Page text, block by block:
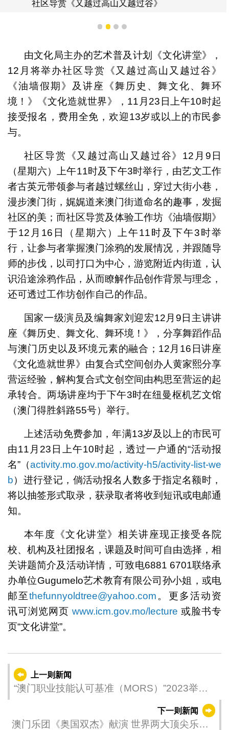
1 2 3 4
由文化局主办的艺术普及计划《文化讲堂》，
12月将举办社区导赏《又越过高山又越过谷》
《油墙假期》及讲座《舞历史、舞文化、舞环
境！》《文化造就世界》，11月23日上午10时起
接受报名，费用全免，欢迎13岁或以上的市民参
与。
社区导赏《又越过高山又越过谷》12月9日
（星期六）上午11时及下午3时举行，由艺文工作
者古英元带领参与者越过螺丝山，穿过大街小巷，
漫步澳门街，娓娓道来澳门街道命名的趣事，发掘
社区的美；而社区导赏及体验工作坊《油墙假期》
于12月16日（星期六）上午11时及下午3时举
行，让参与者掌握澳门涂鸦的发展情况，并跟随导
师的步伐，以司打口为中心，游览附近内街道，认
识沿途涂鸦作品，从而瞭解作品创作背景与理念，
还可透过工作坊创作自己的作品。
国家一级演员及编舞家刘迎宏12月9日主讲讲
座《舞历史、舞文化、舞环境！》，分享舞蹈作品
与澳门历史以及环境元素的融合；12月16日讲座
《文化造就世界》由复合式空间创办人黄家熙分享
营运经验，解构复合式文创空间由构思至营运的起
承转合。两场讲座均于下午3时在纽曼枢机艺文馆
（澳门得胜斜路55号）举行。
上述活动免费参加，年满13岁及以上的市民可
由11月23日上午10时起，透过一户通的“活动报
名”（activity.mo.gov.mo/activity-h5/activity-list-we
b）进行登记，倘活动报名人数多于指定名额时，
将以抽签形式取录，获录取者将收到短讯或电邮通
知。
本年度《文化讲堂》相关讲座现正接受各院
校、机构及社团报名，课题及时间可自由选择，相
关讲题简介及活动详情，可致电6881 6701联络承
办单位Gugumelo艺术教育有限公司孙小姐，或电
邮至thefunnyoldtree@yahoo.com 。更多活动资
讯可浏览网页www.icm.gov.mo/lecture 或脸书专
页“文化讲堂”。
上一则新闻
“澳门职业技能认可基准（MORS）”2023举行
下一则新闻
澳门乐团《奥国双杰》献演 世界两大顶尖乐团